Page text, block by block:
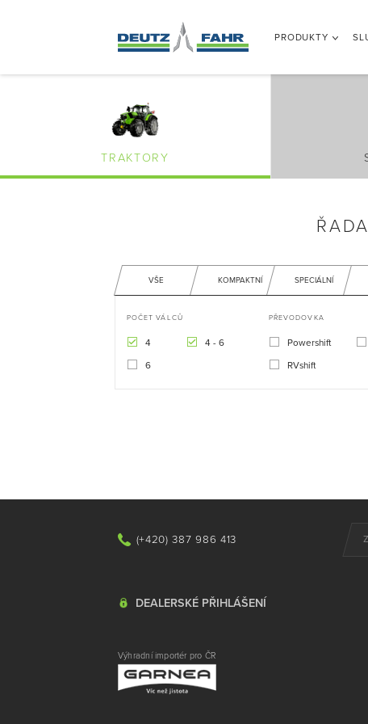
PRODUKTY
TRAKTORY
VŠE KOMPAKTNÍ SPECIÁLNÍ
POČET VÁLCŮ
4 4 - 6
6
PŘEVODOVKA
Powershift
RVshift
(+420) 387 986 413
DEALERSKÉ PŘIHLÁŠENÍ
Výhradní importér pro ČR